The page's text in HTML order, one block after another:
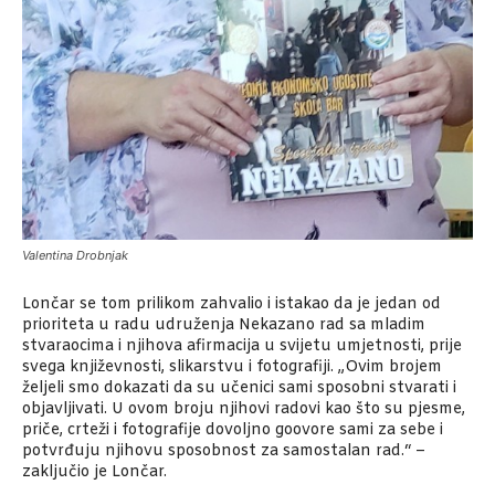
Valentina Drobnjak
Lončar se tom prilikom zahvalio i istakao da je jedan od
prioriteta u radu udruženja Nekazano rad sa mladim
stvaraocima i njihova afirmacija u svijetu umjetnosti, prije
svega književnosti, slikarstvu i fotografiji. „Ovim brojem
željeli smo dokazati da su učenici sami sposobni stvarati i
objavljivati. U ovom broju njihovi radovi kao što su pjesme,
priče, crteži i fotografije dovoljno goovore sami za sebe i
potvrđuju njihovu sposobnost za samostalan rad.“ –
zaključio je Lončar.